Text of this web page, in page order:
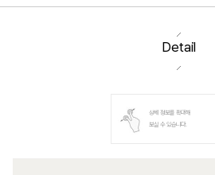
Detail
상세 정보를 확대해
보실 수 있습니다.